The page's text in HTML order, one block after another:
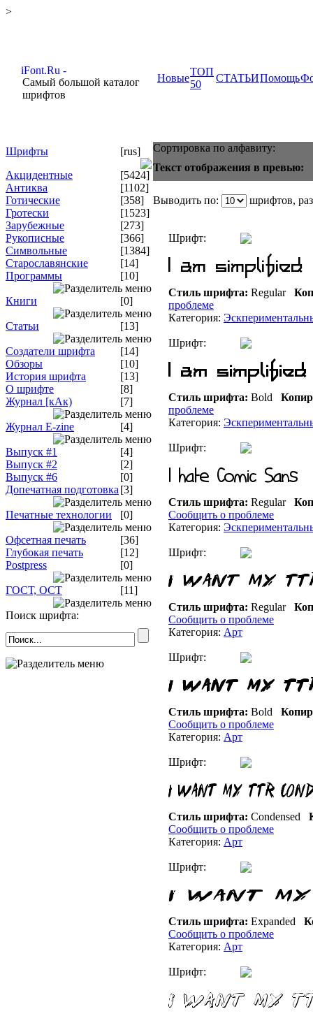
>
Самый большой каталог
шрифтов
Новые
ТОП
50
СТАТЬИПомощь
Шрифты
[rus]
Акцидентные
[5424]
Антиква
[1102]
Готические
[358]
Гротески
[1523]
Зарубежные
[273]
Рукописные
[366]
Символьные
[1384]
Старославянские
[14]
Программы
[10]
Книги [0]
Статьи [13]
Создатели шрифта
[14]
Обзоры
[10]
История шрифта
[13]
О шрифте
[8]
Журнал [кАк)
[7]
Журнал E-zine [4]
Выпуск #1
[4]
Выпуск #2
[2]
Выпуск #6
[0]
Допечатная подготовка [3]
Печатные технологии [0]
Офсетная печать
[36]
Глубокая печать
[12]
Postpress
[0]
ГОСТ, ОСТ [11]
Поиск шрифта:
Сортировка по алфавиту:
Текст отображения в превью:
Выводить по: шрифтов,
Шрифт:
Стиль шрифта: Regular
проблеме
Категория:
Шрифт:
Стиль шрифта: Bold
проблеме
Категория:
Шрифт:
Стиль шрифта: Regular
Сообщить о проблеме
Категория:
Шрифт:
Стиль шрифта: Regular
Сообщить о проблеме
Категория: Арт
Шрифт:
Стиль шрифта: Bold
Сообщить о проблеме
Категория: Арт
Шрифт:
Стиль шрифта: Condensed
Сообщить о проблеме
Категория: Арт
Шрифт:
Стиль шрифта: Expanded
Сообщить о проблеме
Категория: Арт
Шрифт: